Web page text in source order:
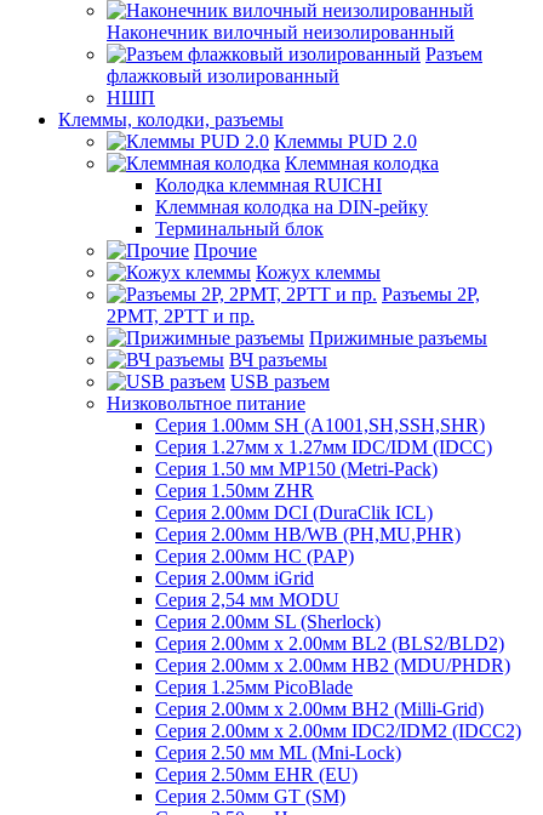
Наконечник вилочный неизолированный
Разъем
флажковый изолированный
НШП
Клеммы, колодки, разъемы
Клеммы PUD 2.0
Клеммная колодка
Колодка клеммная RUICHI
Клеммная колодка на DIN-рейку
Терминальный блок
Прочие
Кожух клеммы
Разъемы 2Р,
2РМТ, 2РТТ и пр.
Прижимные разъемы
ВЧ разъемы
USB разъем
Низковольтное питание
Серия 1.00мм SH (A1001,SH,SSH,SHR)
Серия 1.27мм x 1.27мм IDC/IDM (IDCC)
Серия 1.50 мм MP150 (Metri-Pack)
Серия 1.50мм ZHR
Серия 2.00мм DCI (DuraClik ICL)
Серия 2.00мм HB/WB (PH,MU,PHR)
Серия 2.00мм HC (PAP)
Серия 2.00мм iGrid
Серия 2,54 мм MODU
Серия 2.00мм SL (Sherlock)
Серия 2.00мм x 2.00мм BL2 (BLS2/BLD2)
Серия 2.00мм x 2.00мм HB2 (MDU/PHDR)
Серия 1.25мм PicoBlade
Серия 2.00мм х 2.00мм BH2 (Milli-Grid)
Серия 2.00мм х 2.00мм IDC2/IDM2 (IDCC2)
Серия 2.50 мм ML (Mni-Lock)
Серия 2.50мм EHR (EU)
Серия 2.50мм GT (SM)